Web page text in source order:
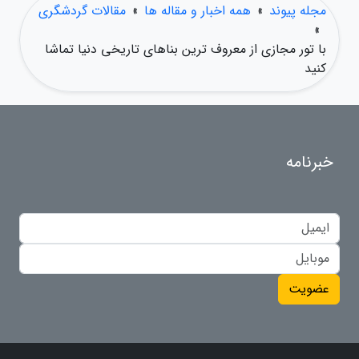
مجله پیوند » همه اخبار و مقاله ها » مقالات گردشگری
»
با تور مجازی از معروف ترین بناهای تاریخی دنیا تماشا
کنید
خبرنامه
عضویت